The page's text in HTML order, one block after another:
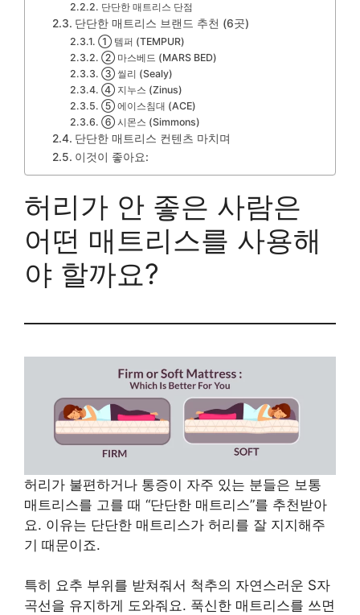
단단한 매트리스 단점
단단한 매트리스 브랜드 추천 (6곳)
① 템퍼 (TEMPUR)
② 마스베드 (MARS BED)
③ 씰리 (Sealy)
④ 지누스 (Zinus)
⑤ 에이스침대 (ACE)
⑥ 시몬스 (Simmons)
단단한 매트리스 컨텐츠 마치며
이것이 좋아요:
허리가 안 좋은 사람은
어떤 매트리스를 사용해
야 할까요?
허리가 불편하거나 통증이 자주 있는 분들은 보통
매트리스를 고를 때 “단단한 매트리스”를 추천받아
요. 이유는 단단한 매트리스가 허리를 잘 지지해주
기 때문이죠.
특히 요추 부위를 받쳐줘서 척추의 자연스러운 S자
곡선을 유지하게 도와줘요. 푹신한 매트리스를 쓰면